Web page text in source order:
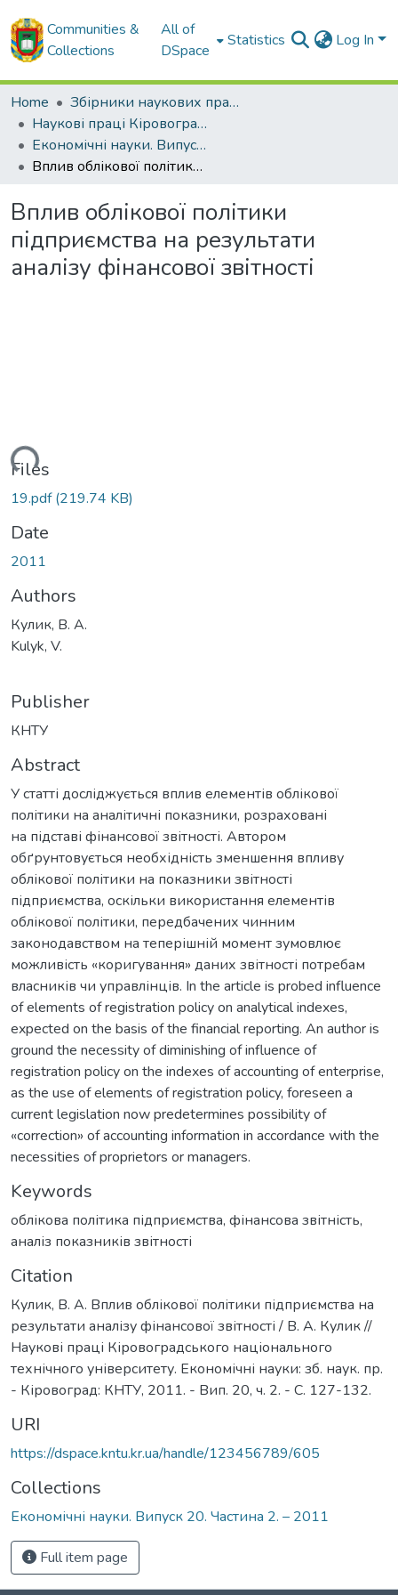
Communities &
Collections
All of
DSpace
Statistics Log In
Home
Збірники наукових праць ЦНТУ
Наукові праці Кіровоградського національного технічного університету. Економічні науки.
Економічні науки. Випуск 20. Частина 2. – 2011
Вплив облікової політики підприємства на результати аналізу фінансової звітності
Вплив облікової політики
підприємства на результати
аналізу фінансової звітності
Files
19.pdf(219.74 KB)
Date
2011
Authors
Кулик, В. А.
Kulyk, V.
Publisher
КНТУ
Abstract
У статті досліджується вплив елементів облікової
політики на аналітичні показники, розраховані
на підставі фінансової звітності. Автором
обґрунтовується необхідність зменшення впливу
облікової політики на показники звітності
підприємства, оскільки використання елементів
облікової політики, передбачених чинним
законодавством на теперішній момент зумовлює
можливість «коригування» даних звітності потребам
власників чи управлінців. In the article is probed influence
of elements of registration policy on analytical indexes,
expected on the basis of the financial reporting. An author is
ground the necessity of diminishing of influence of
registration policy on the indexes of accounting of enterprise,
as the use of elements of registration policy, foreseen a
current legislation now predetermines possibility of
«correction» of accounting information in accordance with the
necessities of proprietors or managers.
Keywords
облікова політика підприємства, фінансова звітність,
аналіз показників звітності
Citation
Кулик, В. А. Вплив облікової політики підприємства на
результати аналізу фінансової звітності / В. А. Кулик //
Наукові праці Кіровоградського національного
технічного університету. Економічні науки: зб. наук. пр.
- Кіровоград: КНТУ, 2011. - Вип. 20, ч. 2. - С. 127-132.
URI
https://dspace.kntu.kr.ua/handle/123456789/605
Collections
Економічні науки. Випуск 20. Частина 2. – 2011
Full item page